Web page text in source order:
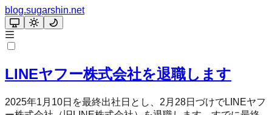
blog.sugarshin.net
LINEヤフー株式会社を退職します
2025年1月10日を最終出社日とし、2月28日づけでLINEヤフ